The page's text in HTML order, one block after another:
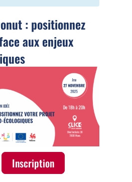
: positionnez
aux enjeux
Inscription